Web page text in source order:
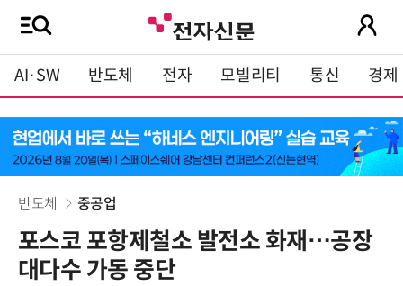
AI·SW 반도체 전자 모빌리티 통신 경제
반도체 중공업
포스코 포항제철소 발전소 화재…공장
대다수 가동 중단